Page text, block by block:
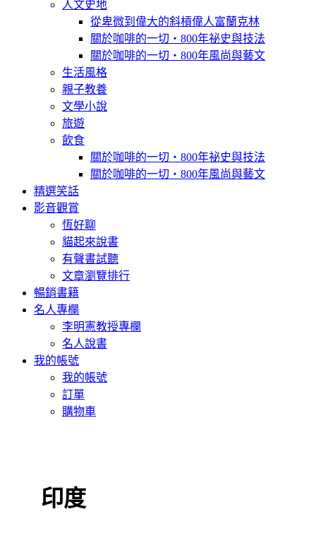
人文史地
從卑微到偉大的斜槓偉人富蘭克林
關於咖啡的一切‧800年祕史與技法
關於咖啡的一切‧800年風尚與藝文
生活風格
親子教養
文學小說
旅遊
飲食
關於咖啡的一切‧800年祕史與技法
關於咖啡的一切‧800年風尚與藝文
精選笑話
影音觀賞
恆好聊
貓起來說書
有聲書試聽
文章瀏覽排行
暢銷書籍
名人專欄
李明憲教授專欄
名人說書
我的帳號
我的帳號
訂單
購物車
印度